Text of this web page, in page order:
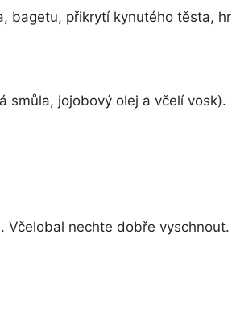
bagetu, přikrytí kynutého těsta,
smůla, jojobový olej a včelí vosk).
nechte dobře